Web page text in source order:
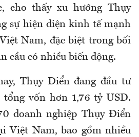
cho thấy xu hướng Thụy
sự hiện diện kinh tế mạnh
Nam, đặc biệt trong bối
cầu có nhiều biến động.
Thụy Điển đang đầu tư
tổng vốn hơn 1,76 tỷ USD.
doanh nghiệp Thụy Điển
Việt Nam, bao gồm nhiều